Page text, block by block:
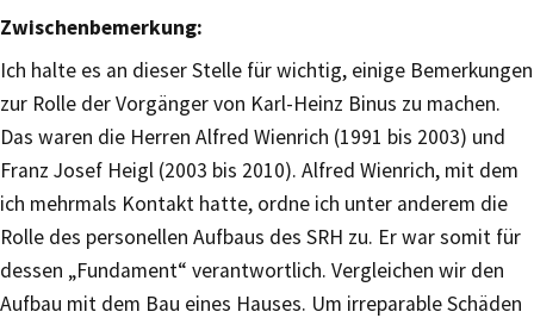
Zwischenbemerkung:
Ich halte es an dieser Stelle für wichtig, einige Bemerkungen
zur Rolle der Vorgänger von Karl-Heinz Binus zu machen.
Das waren die Herren Alfred Wienrich (1991 bis 2003) und
Franz Josef Heigl (2003 bis 2010). Alfred Wienrich, mit dem
ich mehrmals Kontakt hatte, ordne ich unter anderem die
Rolle des personellen Aufbaus des SRH zu. Er war somit für
dessen „Fundament“ verantwortlich. Vergleichen wir den
Aufbau mit dem Bau eines Hauses. Um irreparable Schäden